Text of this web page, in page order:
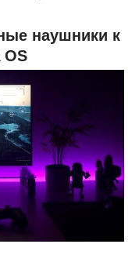
наушники к
OS